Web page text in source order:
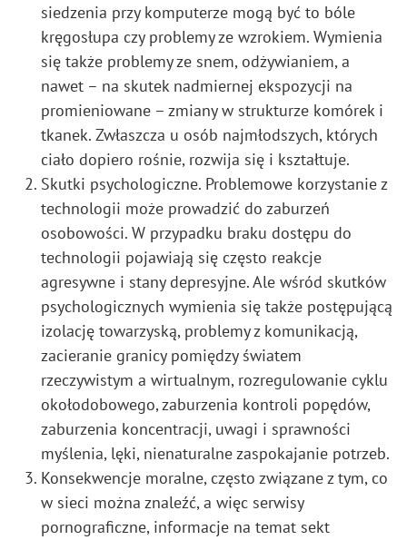
siedzenia przy komputerze mogą być to bóle
kręgosłupa czy problemy ze wzrokiem. Wymienia
się także problemy ze snem, odżywianiem, a
nawet – na skutek nadmiernej ekspozycji na
promieniowane – zmiany w strukturze komórek i
tkanek. Zwłaszcza u osób najmłodszych, których
ciało dopiero rośnie, rozwija się i kształtuje.
Skutki psychologiczne. Problemowe korzystanie z
technologii może prowadzić do zaburzeń
osobowości. W przypadku braku dostępu do
technologii pojawiają się często reakcje
agresywne i stany depresyjne. Ale wśród skutków
psychologicznych wymienia się także postępującą
izolację towarzyską, problemy z komunikacją,
zacieranie granicy pomiędzy światem
rzeczywistym a wirtualnym, rozregulowanie cyklu
okołodobowego, zaburzenia kontroli popędów,
zaburzenia koncentracji, uwagi i sprawności
myślenia, lęki, nienaturalne zaspokajanie potrzeb.
Konsekwencje moralne, często związane z tym, co
w sieci można znaleźć, a więc serwisy
pornograficzne, informacje na temat sekt